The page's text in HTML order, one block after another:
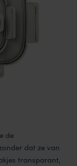
de
dat ze van
transparant,